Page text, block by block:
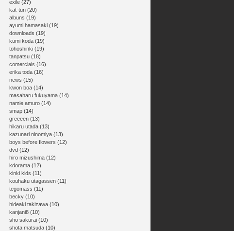
exile (27)
kat-tun (20)
albuns (19)
ayumi hamasaki (19)
downloads (19)
kumi koda (19)
tohoshinki (19)
tanpatsu (18)
comerciais (16)
erika toda (16)
news (15)
kwon boa (14)
masaharu fukuyama (14)
namie amuro (14)
smap (14)
greeeen (13)
hikaru utada (13)
kazunari ninomiya (13)
boys before flowers (12)
dvd (12)
hiro mizushima (12)
kdorama (12)
kinki kids (11)
kouhaku utagassen (11)
tegomass (11)
becky (10)
hideaki takizawa (10)
kanjani8 (10)
sho sakurai (10)
shota matsuda (10)